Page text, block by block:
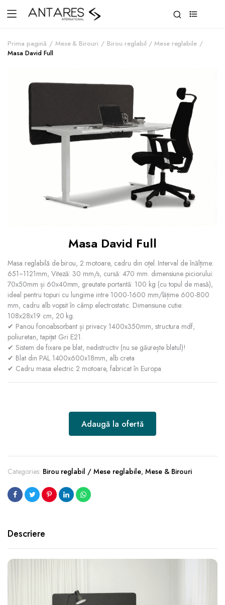
Prima pagină Mese & Birouri
Birou reglabil / Mese reglabile
Masa David Full
Masa David Full
Masa reglabilă de birou, 2 motoare, cadru din oțel. Interval de înălțime:
651~1121mm, Viteză: 30 mm/s, cursă: 470 mm. dimensiune piciorului:
70x50mm și 60x40mm, greutate portantă: 100 kg (cu topul de masă),
ideal pentru topuri cu lungime intre 1000-1600 mm/lățime 600-800
mm, cadru alb vopsit în câmp electrostatic. Dimensiune cutie:
108x28x19 cm, 20 kg.
✔ Panou fonoabsorbant și privacy 1400x350mm, structura mdf,
poliuretan, tapițat Gri E21.
✔ Sistem de fixare pe blat, nedistructiv (nu se găurește blatul)!
✔ Blat din PAL 1400x600x18mm, alb creta
✔ Cadru masa electric 2 motoare, fabricat în Europa
Adaugă la ofertă
Categories: Birou reglabil / Mese reglabile, Mese & Birouri
Descriere